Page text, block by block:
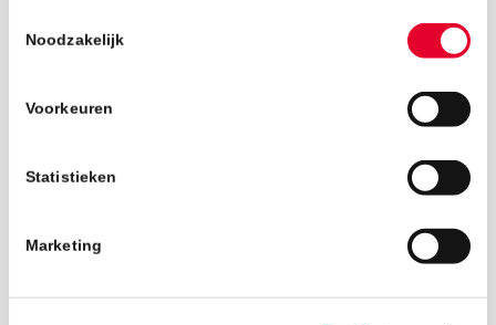
Noodzakelijk
Voorkeuren
Statistieken
Marketing